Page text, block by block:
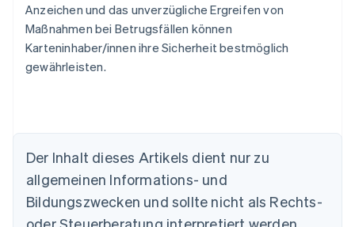
Anzeichen und das unverzügliche Ergreifen von
Maßnahmen bei Betrugsfällen können
Karteninhaber/innen ihre Sicherheit bestmöglich
gewährleisten.
Der Inhalt dieses Artikels dient nur zu
allgemeinen Informations- und
Bildungszwecken und sollte nicht als Rechts-
English
Belgien
Nederlands Français Deutsch English
Brasilien